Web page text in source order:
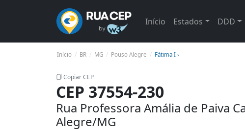
Início Estados DDD
Início BR MG Pouso Alegre Fátima I ›
Copiar CEP
CEP 37554-230
Rua Professora Amália de Paiva
Alegre/MG